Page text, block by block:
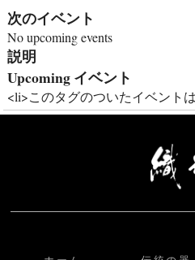
次のイベント
No upcoming events
説明
Upcoming イベント
<li>このタグのついたイベント